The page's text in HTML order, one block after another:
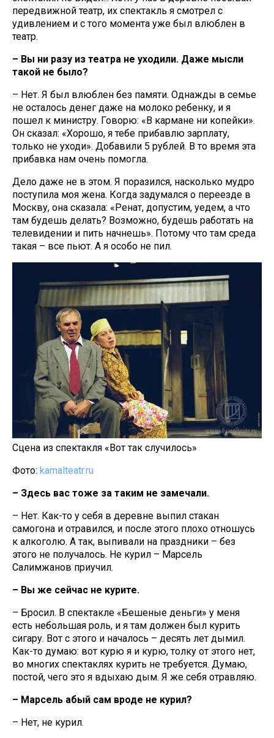
передвижной театр, их спектакль я смотрел с
удивлением и с того момента уже был влюблен в
театр.
– Вы ни разу из театра не уходили. Даже мысли
такой не было?
– Нет. Я был влюблен без памяти. Однажды в семье
не осталось денег даже на молоко ребенку, и я
пошел к министру. Говорю: «В кармане ни копейки».
Он сказал: «Хорошо, я тебе прибавлю зарплату,
только не уходи». Добавили 5 рублей. В то время эта
прибавка нам очень помогла.
Дело даже не в этом. Я поразился, насколько мудро
поступила моя жена. Когда задумался о переезде в
Москву, она сказала: «Ренат, допустим, уедем, а что
там будешь делать? Возможно, будешь работать на
телевидении и пить начнешь». Потому что там среда
такая – все пьют. А я особо не пил.
Сцена из спектакля «Вот так случилось»
Фото: kamalteatr.ru
– Здесь вас тоже за таким не замечали.
– Нет. Как-то у себя в деревне выпил стакан
самогона и отравился, и после этого плохо отношусь
к алкоголю. А так, выпивали на праздники – без
этого не получалось. Не курил – Марсель
Салимжанов приучил.
– Вы же сейчас не курите.
– Бросил. В спектакле «Бешеные деньги» у меня
есть небольшая роль, и я там должен был курить
сигару. Вот с этого и началось – десять лет дымил.
Как-то думаю: вот курю я и курю, толку от этого нет,
во многих спектаклях курить не требуется. Думаю,
постой, чего это я вдыхаю дым. Я же себя отравляю.
– Марсель абый сам вроде не курил?
– Нет, не курил.